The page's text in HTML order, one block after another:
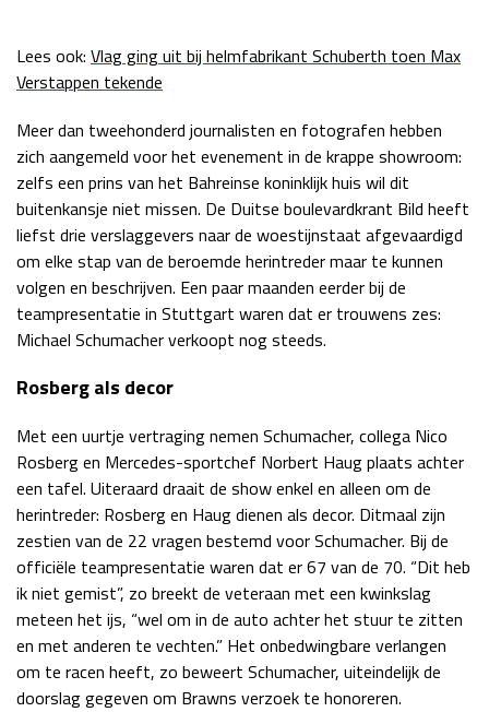
GP QATAR 2026 27 - 29 nov
Kwalificatie
za 19:00 - 20:00
Race
zo 17:00 - 19:00
Lees ook: Vlag ging uit bij helmfabrikant Schuberth toen Max
Verstappen tekende
Meer dan tweehonderd journalisten en fotografen hebben
zich aangemeld voor het evenement in de krappe showroom:
zelfs een prins van het Bahreinse koninklijk huis wil dit
buitenkansje niet missen. De Duitse boulevardkrant Bild heeft
liefst drie verslaggevers naar de woestijnstaat afgevaardigd
om elke stap van de beroemde herintreder maar te kunnen
volgen en beschrijven. Een paar maanden eerder bij de
teampresentatie in Stuttgart waren dat er trouwens zes:
Michael Schumacher verkoopt nog steeds.
Rosberg als decor
Met een uurtje vertraging nemen Schumacher, collega Nico
Rosberg en Mercedes-sportchef Norbert Haug plaats achter
een tafel. Uiteraard draait de show enkel en alleen om de
herintreder: Rosberg en Haug dienen als decor. Ditmaal zijn
zestien van de 22 vragen bestemd voor Schumacher. Bij de
officiële teampresentatie waren dat er 67 van de 70. “Dit heb
ik niet gemist”, zo breekt de veteraan met een kwinkslag
meteen het ijs, “wel om in de auto achter het stuur te zitten
en met anderen te vechten.” Het onbedwingbare verlangen
om te racen heeft, zo beweert Schumacher, uiteindelijk de
doorslag gegeven om Brawns verzoek te honoreren.